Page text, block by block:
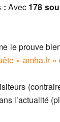
: Avec 178
le prouve
« amha.fr »
l’actualité